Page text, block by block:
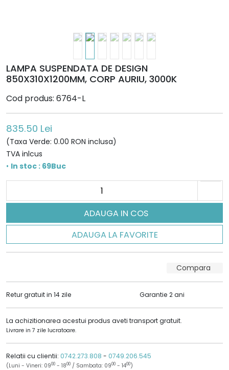
LAMPA SUSPENDATA DE DESIGN
850X310X1200MM, CORP AURIU, 3000K
Cod produs: 6764-L
835.50 Lei
(Taxa Verde: 0.00 RON inclusa)
TVA inlcus
• In stoc : 69Buc
ADAUGA IN COS
ADAUGA LA FAVORITE
Compara
Retur gratuit in 14 zile Garantie 2 ani
La achizitionarea acestui produs aveti transport gratuit.
Livrare in 7 zile lucratoare.
Relatii cu clientii: 0742.273.808 - 0749.206.545
(Luni - Vineri: 0900 - 1800 / Sambata: 0900 - 1400)